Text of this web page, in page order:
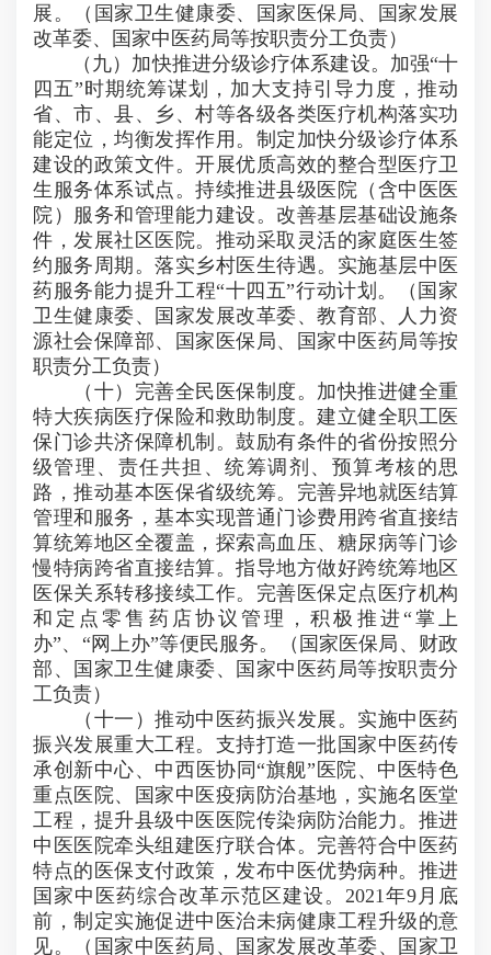
展。（国家卫生健康委、国家医保局、国家发展
改革委、国家中医药局等按职责分工负责）
（九）加快推进分级诊疗体系建设。加强“十
四五”时期统筹谋划，加大支持引导力度，推动
省、市、县、乡、村等各级各类医疗机构落实功
能定位，均衡发挥作用。制定加快分级诊疗体系
建设的政策文件。开展优质高效的整合型医疗卫
生服务体系试点。持续推进县级医院（含中医医
院）服务和管理能力建设。改善基层基础设施条
件，发展社区医院。推动采取灵活的家庭医生签
约服务周期。落实乡村医生待遇。实施基层中医
药服务能力提升工程“十四五”行动计划。（国家
卫生健康委、国家发展改革委、教育部、人力资
源社会保障部、国家医保局、国家中医药局等按
职责分工负责）
（十）完善全民医保制度。加快推进健全重
特大疾病医疗保险和救助制度。建立健全职工医
保门诊共济保障机制。鼓励有条件的省份按照分
级管理、责任共担、统筹调剂、预算考核的思
路，推动基本医保省级统筹。完善异地就医结算
管理和服务，基本实现普通门诊费用跨省直接结
算统筹地区全覆盖，探索高血压、糖尿病等门诊
慢特病跨省直接结算。指导地方做好跨统筹地区
医保关系转移接续工作。完善医保定点医疗机构
和定点零售药店协议管理，积极推进“掌上
办”、“网上办”等便民服务。（国家医保局、财政
部、国家卫生健康委、国家中医药局等按职责分
工负责）
（十一）推动中医药振兴发展。实施中医药
振兴发展重大工程。支持打造一批国家中医药传
承创新中心、中西医协同“旗舰”医院、中医特色
重点医院、国家中医疫病防治基地，实施名医堂
工程，提升县级中医医院传染病防治能力。推进
中医医院牵头组建医疗联合体。完善符合中医药
特点的医保支付政策，发布中医优势病种。推进
国家中医药综合改革示范区建设。2021年9月底
前，制定实施促进中医治未病健康工程升级的意
见。（国家中医药局、国家发展改革委、国家卫